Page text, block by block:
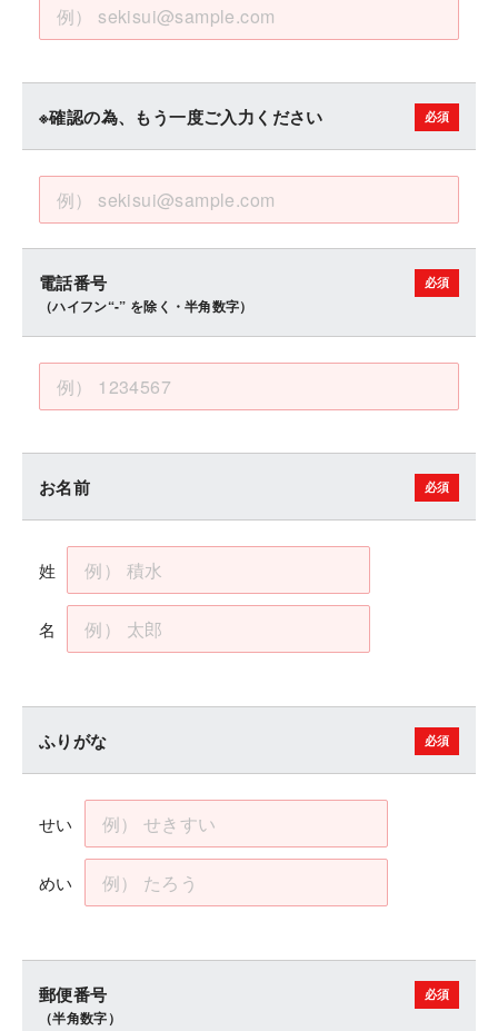
※確認の為、もう一度ご入力ください
電話番号
（ハイフン“-” を除く・半角数字）
お名前
姓
名
ふりがな
せい
めい
郵便番号
（半角数字）